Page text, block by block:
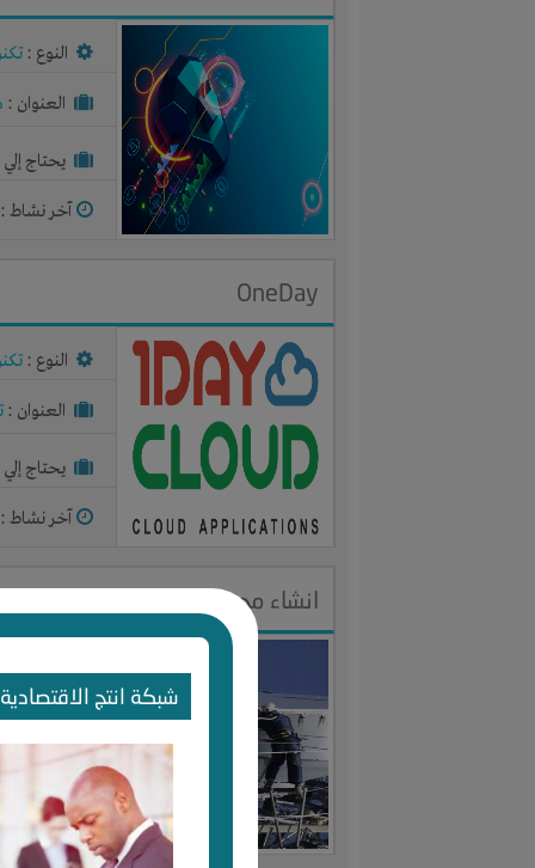
شبكة انتج الاقتصادية
النوع :
العنوان :
يحتاج
آخر نشاط :
OneDay
النوع :
العنوان :
يحتاج
آخر نشاط :
انشاء محطات محمول مع كبرى
النوع :
العنوان :
آخر نشاط :